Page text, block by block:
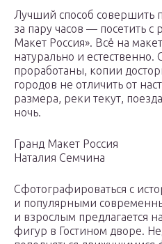
Лучший способ совершить
за пару часов — посетить
Макет Россия». Всё на
натурально и
проработаны, копии
городов не отличить от
размера, реки текут,
ночь.
Гранд Макет Россия
Наталия Семчина
Сфотографироваться с
и популярными
и взрослым предлагается
фигур в Гостином дворе.